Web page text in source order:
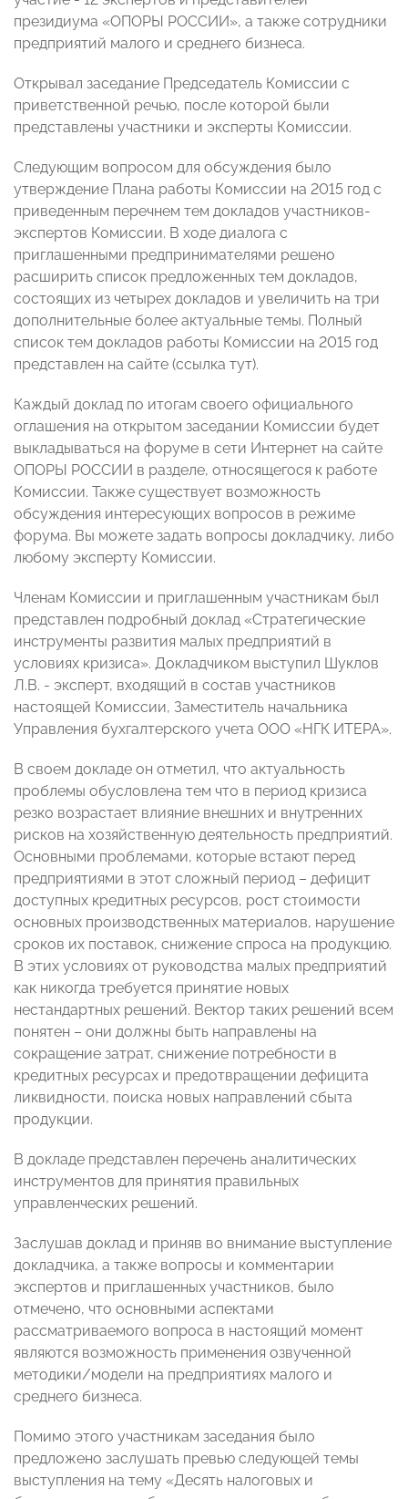
президиума «ОПОРЫ РОССИИ», а также сотрудники
предприятий малого и среднего бизнеса.
Открывал заседание Председатель Комиссии с
приветственной речью, после которой были
представлены участники и эксперты Комиссии.
Следующим вопросом для обсуждения было
утверждение Плана работы Комиссии на 2015 год с
приведенным перечнем тем докладов участников-
экспертов Комиссии. В ходе диалога с
приглашенными предпринимателями решено
расширить список предложенных тем докладов,
состоящих из четырех докладов и увеличить на три
дополнительные более актуальные темы. Полный
список тем докладов работы Комиссии на 2015 год
представлен на сайте (ссылка тут).
Каждый доклад по итогам своего официального
оглашения на открытом заседании Комиссии будет
выкладываться на форуме в сети Интернет на сайте
ОПОРЫ РОССИИ в разделе, относящегося к работе
Комиссии. Также существует возможность
обсуждения интересующих вопросов в режиме
форума. Вы можете задать вопросы докладчику, либо
любому эксперту Комиссии.
Членам Комиссии и приглашенным участникам был
представлен подробный доклад «Стратегические
инструменты развития малых предприятий в
условиях кризиса». Докладчиком выступил Шуклов
Л.В. - эксперт, входящий в состав участников
настоящей Комиссии, Заместитель начальника
Управления бухгалтерского учета ООО «НГК ИТЕРА».
В своем докладе он отметил, что актуальность
проблемы обусловлена тем что в период кризиса
резко возрастает влияние внешних и внутренних
рисков на хозяйственную деятельность предприятий.
Основными проблемами, которые встают перед
предприятиями в этот сложный период – дефицит
доступных кредитных ресурсов, рост стоимости
основных производственных материалов, нарушение
сроков их поставок, снижение спроса на продукцию.
В этих условиях от руководства малых предприятий
как никогда требуется принятие новых
нестандартных решений. Вектор таких решений всем
понятен – они должны быть направлены на
сокращение затрат, снижение потребности в
кредитных ресурсах и предотвращении дефицита
ликвидности, поиска новых направлений сбыта
продукции.
В докладе представлен перечень аналитических
инструментов для принятия правильных
управленческих решений.
Заслушав доклад и приняв во внимание выступление
докладчика, а также вопросы и комментарии
экспертов и приглашенных участников, было
отмечено, что основными аспектами
рассматриваемого вопроса в настоящий момент
являются возможность применения озвученной
методики/модели на предприятиях малого и
среднего бизнеса.
Помимо этого участникам заседания было
предложено заслушать превью следующей темы
выступления на тему «Десять налоговых и